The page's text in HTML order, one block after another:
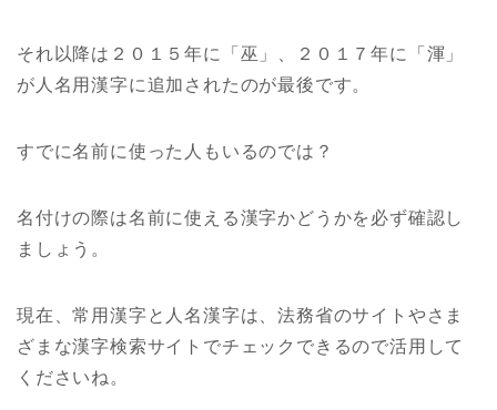
それ以降は２０１５年に「巫」、２０１７年に「渾」
が人名用漢字に追加されたのが最後です。
すでに名前に使った人もいるのでは？
名付けの際は名前に使える漢字かどうかを必ず確認し
ましょう。
現在、常用漢字と人名漢字は、法務省のサイトやさま
ざまな漢字検索サイトでチェックできるので活用して
くださいね。